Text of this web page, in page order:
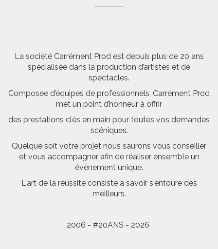
La société Carrément Prod est depuis plus de 20 ans
spécialisée dans la production d’artistes et de
spectacles.
Composée d’équipes de professionnels, Carrément Prod
met un point d’honneur à offrir
des prestations clés en main pour toutes vos demandes
scéniques.
Quelque soit votre projet nous saurons vous conseiller
et vous accompagner afin de réaliser ensemble un
évènement unique.
L'art de la réussite consiste à savoir s'entoure des
meilleurs.
2006 - #20ANS - 2026